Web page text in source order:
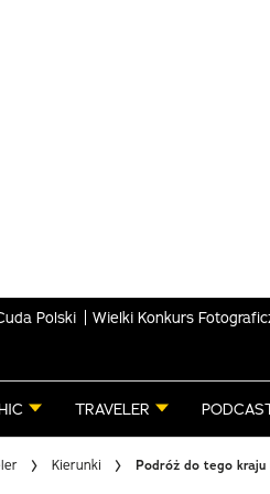
Polski Wielki Konkurs
TRAVELER
Kierunki Podróż do tego